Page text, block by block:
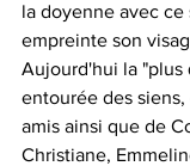
la doyenne avec ce
empreinte son
Aujourd'hui la "plus
entourée des siens,
amis ainsi que de
Christiane,